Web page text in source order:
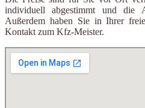
individuell abgestimmt und die
Außerdem haben Sie in Ihrer
Kontakt zum Kfz-Meister.